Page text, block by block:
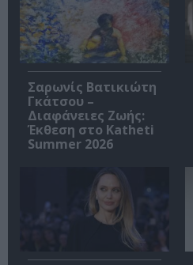
Σαρωνίς Βατικιώτη
Γκάτσου –
Διαφάνειες Ζωής:
Έκθεση στο Katheti
Summer 2026